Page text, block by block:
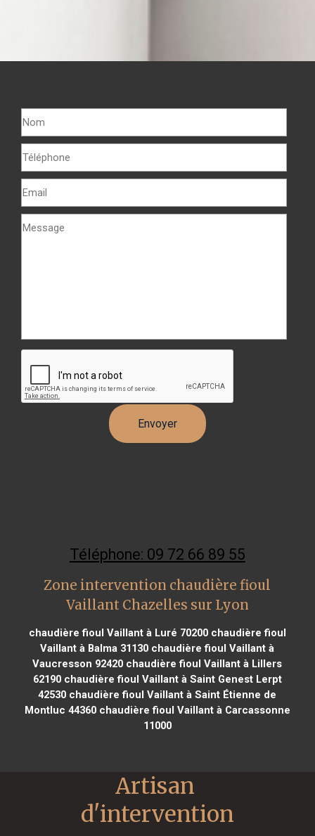
Téléphone: 09 72 66 89 55
Zone intervention chaudière fioul
Vaillant Chazelles sur Lyon
chaudière fioul Vaillant à Luré 70200chaudière fioul
Vaillant à Balma 31130 chaudière fioul Vaillant à
Vaucresson 92420 chaudière fioul Vaillant à Lillers
62190chaudière fioul Vaillant à Saint Genest Lerpt
42530 chaudière fioul Vaillant à Saint Étienne de
Montluc 44360chaudière fioul Vaillant à Carcassonne
11000
Artisan
d'intervention